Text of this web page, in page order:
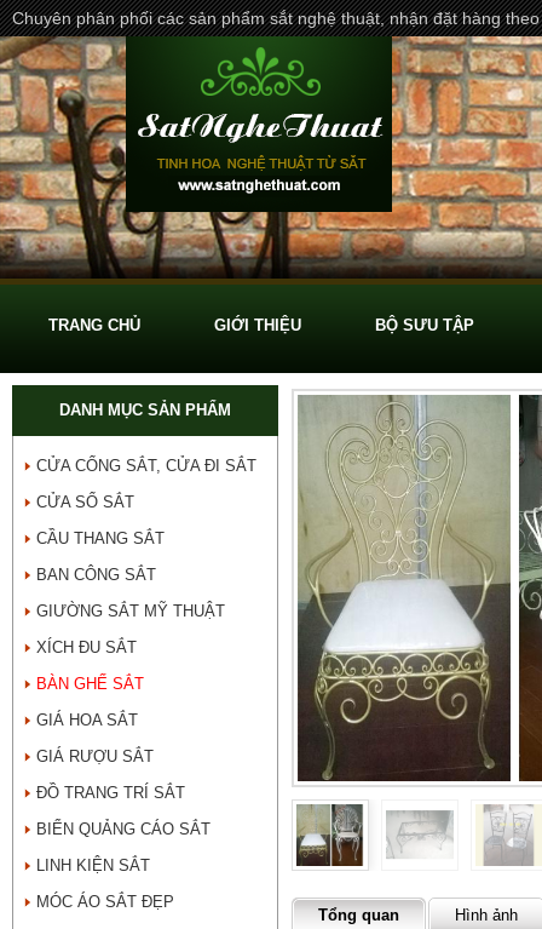
Chuyên phân phối các sản phẩm sắt nghệ thuật, nhận đặt hàng
TRANG CHỦ GIỚI THIỆU BỘ SƯU TẬP
DANH MỤC SẢN PHẨM
CỬA CỔNG SẮT, CỬA ĐI SẮT
CỬA SỔ SẮT
CẦU THANG SẮT
BAN CÔNG SẮT
GIƯỜNG SẮT MỸ THUẬT
XÍCH ĐU SẮT
BÀN GHẾ SẮT
GIÁ HOA SẮT
GIÁ RƯỢU SẮT
ĐỒ TRANG TRÍ SẮT
BIỂN QUẢNG CÁO SẮT
LINH KIỆN SẮT
MÓC ÁO SẮT ĐẸP
Tổng quan Hình ảnh